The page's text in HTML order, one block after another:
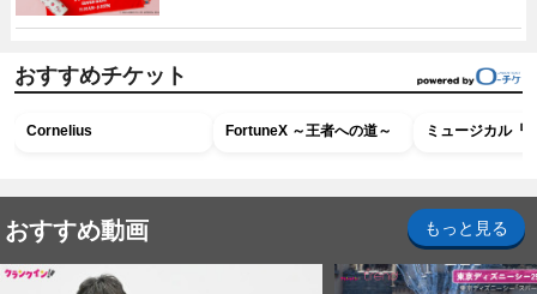
おすすめチケット
Cornelius FortuneX ～王者への道～ ミュージカル『
おすすめ動画 もっと見る